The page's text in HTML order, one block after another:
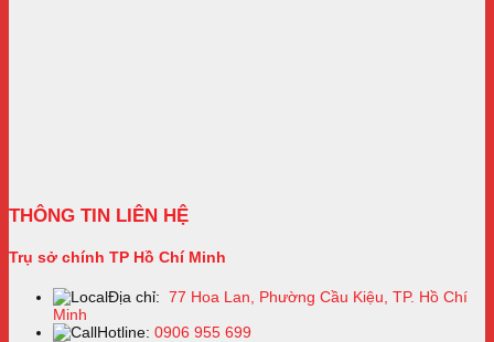
THÔNG TIN LIÊN HỆ
Trụ sở chính TP Hồ Chí Minh
Địa chỉ: 77 Hoa Lan, Phường Cầu Kiệu, TP. Hồ Chí
Minh
Hotline: 0906 955 699